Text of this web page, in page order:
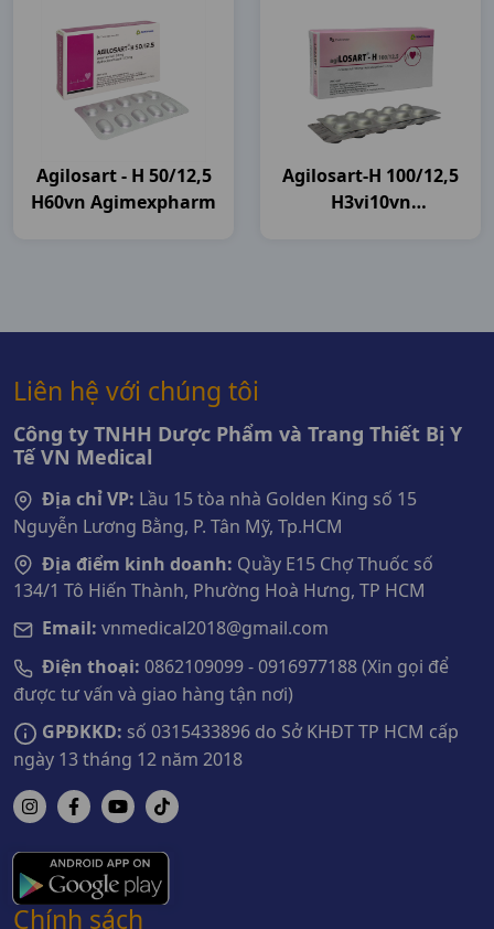
Agilosart - H 50/12,5
H60vn Agimexpharm
Agilosart-H 100/12,5
H3vi10vn
Liên hệ với chúng tôi
Công ty TNHH Dược Phẩm và Trang Thiết Bị Y
Tế VN Medical
Địa chỉ VP: Lầu 15 tòa nhà Golden King số 15
Nguyễn Lương Bằng, P. Tân Mỹ, Tp.HCM
Địa điểm kinh doanh: Quầy E15 Chợ Thuốc số
134/1 Tô Hiến Thành, Phường Hoà Hưng, TP HCM
Email: vnmedical2018@gmail.com
Điện thoại: 0862109099 - 0916977188 (Xin gọi để
được tư vấn và giao hàng tận nơi)
GPĐKKD: số 0315433896 do Sở KHĐT TP HCM cấp
ngày 13 tháng 12 năm 2018
Chính sách